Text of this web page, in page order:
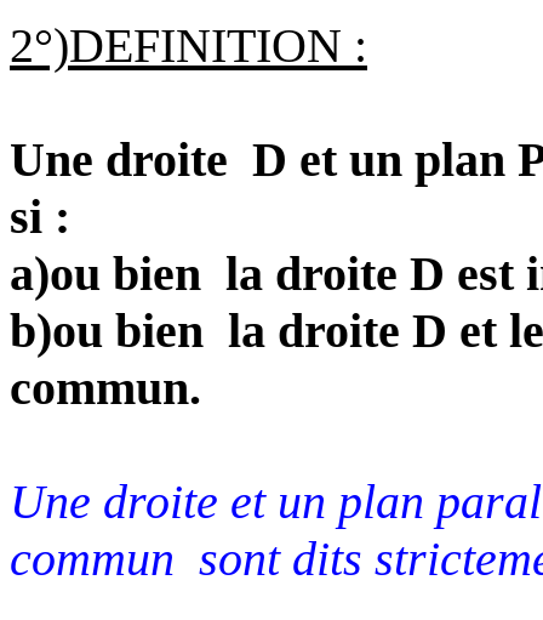
2°)DEFINITION :
Une droite D et un plan
si :
a)ou bien la droite D est
b)ou bien la droite D et
commun.
Une droite et un plan
commun sont dits